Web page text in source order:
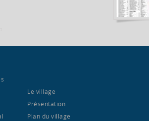
Le village
Présentation
Plan du village